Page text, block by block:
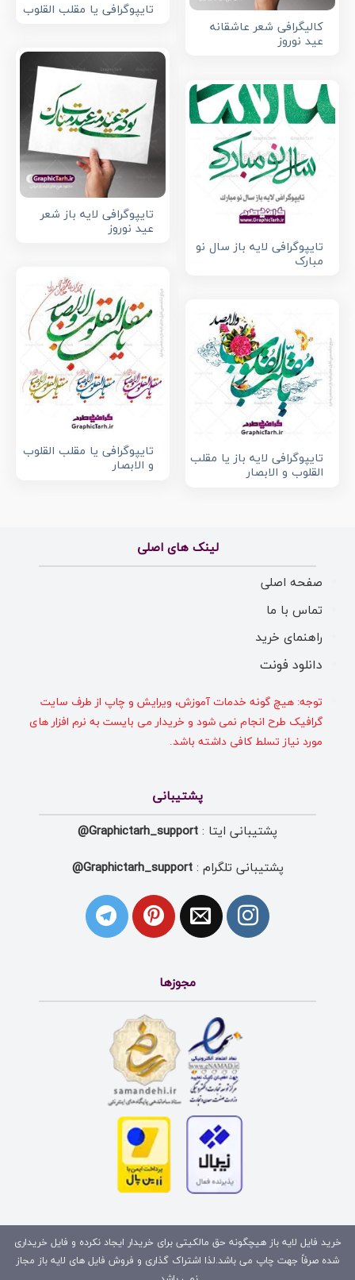
تایپوگرافی یا مقلب القلوب
کالیگرافی شعر عاشقانه
عید نوروز
تایپوگرافی لایه باز شعر
عید نوروز
تایپوگرافی لایه باز سال نو
مبارک
تایپوگرافی یا مقلب القلوب
و الابصار
تایپوگرافی لایه باز یا مقلب
القلوب و الابصار
لینک های اصلی
صفحه اصلی
تماس با ما
راهنمای خرید
دانلود فونت
توجه: هیچ گونه خدمات آموزش، ویرایش و چاپ از طرف سایت
گرافیک طرح انجام نمی شود و خریدار می بایست به نرم افزار های
مورد نیاز تسلط کافی داشته باشد.
پشتیبانی
پشتیبانی ایتا : Graphictarh_support@
پشتیبانی تلگرام :Graphictarh_support@
مجوزها
خرید فایل لایه باز هیچگونه حق مالکیتی برای خریدار ایجاد نکرده و فایل خریداری
شده صرفاً جهت چاپ می باشد.لذا اشتراک گذاری و فروش فایل های لایه باز مجاز